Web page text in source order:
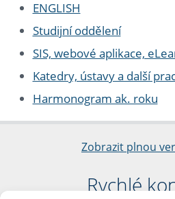
ENGLISH
Studijní oddělení
SIS, webové aplikace,
Katedry, ústavy a další
Harmonogram ak. roku
Zobrazit plnou
Rychlé